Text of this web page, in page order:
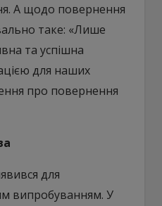
А щодо повернення
таке: «Лише
та успішна
для наших
про повернення
для
випробуванням. У